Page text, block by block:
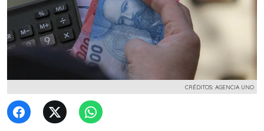
CRÉDITOS: AGENCIA UNO